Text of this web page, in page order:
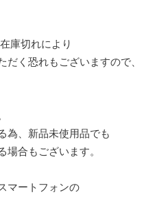
庫切れにより
く恐れもございますので、
為、新品未使用品でも
合もございます。
マートフォンの